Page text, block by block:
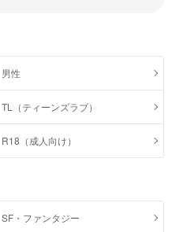
男性
TL（ティーンズラブ）
R18（成人向け）
SF・ファンタジー